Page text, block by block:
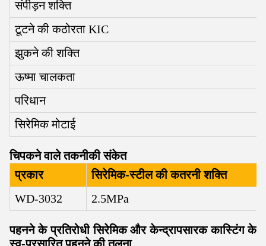
संपीड़न शक्ति
टूटने की कठोरता KΙC
झुकने की शक्ति
ऊष्मा चालकता
परिधान
सिरेमिक मोटाई
चिपकने वाले तकनीकी संकेत
प्रकार
सिरेमिक-स्टील की कतरनी शक्ति
WD-3032
2.5MPa
पहनने के प्रतिरोधी सिरेमिक और केन्द्रापसारक कास्टिंग के